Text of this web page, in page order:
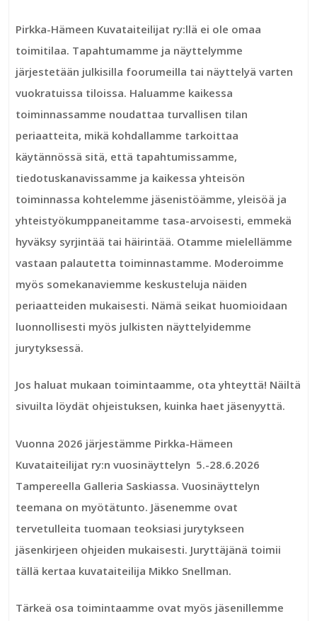
Pirkka-Hämeen Kuvataiteilijat ry:llä ei ole omaa
toimitilaa. Tapahtumamme ja näyttelymme
järjestetään julkisilla foorumeilla tai näyttelyä varten
vuokratuissa tiloissa. Haluamme kaikessa
toiminnassamme noudattaa turvallisen tilan
periaatteita, mikä kohdallamme tarkoittaa
käytännössä sitä, että tapahtumissamme,
tiedotuskanavissamme ja kaikessa yhteisön
toiminnassa kohtelemme jäsenistöämme, yleisöä ja
yhteistyökumppaneitamme tasa-arvoisesti, emmekä
hyväksy syrjintää tai häirintää. Otamme mielellämme
vastaan palautetta toiminnastamme. Moderoimme
myös somekanaviemme keskusteluja näiden
periaatteiden mukaisesti. Nämä seikat huomioidaan
luonnollisesti myös julkisten näyttelyidemme
jurytyksessä.
Jos haluat mukaan toimintaamme, ota yhteyttä! Näiltä
sivuilta löydät ohjeistuksen, kuinka haet jäsenyyttä.
Vuonna 2026 järjestämme Pirkka-Hämeen
Kuvataiteilijat ry:n vuosinäyttelyn 5.-28.6.2026
Tampereella Galleria Saskiassa. Vuosinäyttelyn
teemana on myötätunto. Jäsenemme ovat
tervetulleita tuomaan teoksiasi jurytykseen
jäsenkirjeen ohjeiden mukaisesti. Juryttäjänä toimii
tällä kertaa kuvataiteilija Mikko Snellman.
Tärkeä osa toimintaamme ovat myös jäsenillemme